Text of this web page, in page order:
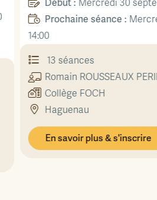
Début : Mercredi 30
Prochaine séance :
14:00
13 séances
Romain ROUSSEAUX
Collège FOCH
Haguenau
En savoir plus & s'inscrire